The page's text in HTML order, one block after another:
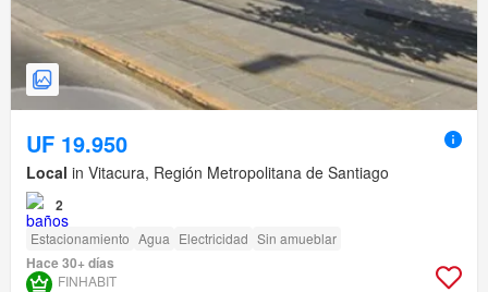
UF 19.950
Local in Vitacura, Región Metropolitana de Santiago
2
Estacionamiento Agua Electricidad Sin amueblar
Hace 30+ días
FINHABIT